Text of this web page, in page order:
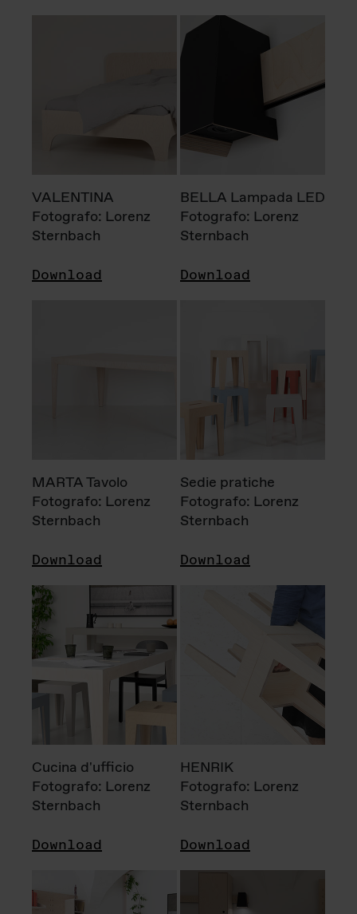
VALENTINA
Fotografo: Lorenz
Sternbach
Download
BELLA Lampada LED
Fotografo: Lorenz
Sternbach
Download
MARTA Tavolo
Fotografo: Lorenz
Sternbach
Download
Sedie pratiche
Fotografo: Lorenz
Sternbach
Download
Cucina d'ufficio
Fotografo: Lorenz
Sternbach
Download
HENRIK
Fotografo: Lorenz
Sternbach
Download